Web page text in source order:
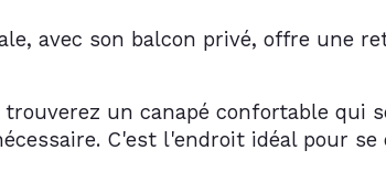
avec son balcon privé, offre une
trouverez un canapé confortable
C'est l'endroit idéal pour